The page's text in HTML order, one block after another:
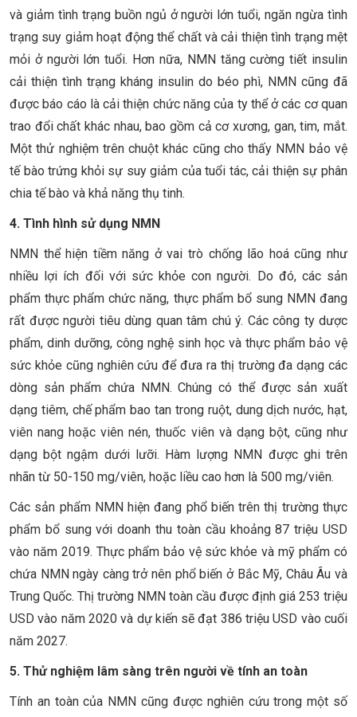
và giảm tình trạng buồn ngủ ở người lớn tuổi, ngăn ngừa tình
trạng suy giảm hoạt động thể chất và cải thiện tình trạng mệt
mỏi ở người lớn tuổi. Hơn nữa, NMN tăng cường tiết insulin
cải thiện tình trạng kháng insulin do béo phì, NMN cũng đã
được báo cáo là cải thiện chức năng của ty thể ở các cơ quan
trao đổi chất khác nhau, bao gồm cả cơ xương, gan, tim, mắt.
Một thử nghiệm trên chuột khác cũng cho thấy NMN bảo vệ
tế bào trứng khỏi sự suy giảm của tuổi tác, cải thiện sự phân
chia tế bào và khả năng thụ tinh.
4. Tình hình sử dụng NMN
NMN thể hiện tiềm năng ở vai trò chống lão hoá cũng như
nhiều lợi ích đối với sức khỏe con người. Do đó, các sản
phẩm thực phẩm chức năng, thực phẩm bổ sung NMN đang
rất được người tiêu dùng quan tâm chú ý. Các công ty dược
phẩm, dinh dưỡng, công nghệ sinh học và thực phẩm bảo vệ
sức khỏe cũng nghiên cứu để đưa ra thị trường đa dạng các
dòng sản phẩm chứa NMN. Chúng có thể được sản xuất
dạng tiêm, chế phẩm bao tan trong ruột, dung dịch nước, hạt,
viên nang hoặc viên nén, thuốc viên và dạng bột, cũng như
dạng bột ngậm dưới lưỡi. Hàm lượng NMN được ghi trên
nhãn từ 50-150 mg/viên, hoặc liều cao hơn là 500 mg/viên.
Các sản phẩm NMN hiện đang phổ biến trên thị trường thực
phẩm bổ sung với doanh thu toàn cầu khoảng 87 triệu USD
vào năm 2019. Thực phẩm bảo vệ sức khỏe và mỹ phẩm có
chứa NMN ngày càng trở nên phổ biến ở Bắc Mỹ, Châu Âu và
Trung Quốc. Thị trường NMN toàn cầu được định giá 253 triệu
USD vào năm 2020 và dự kiến sẽ đạt 386 triệu USD vào cuối
năm 2027.
5. Thử nghiệm lâm sàng trên người về tính an toàn
Tính an toàn của NMN cũng được nghiên cứu trong một số